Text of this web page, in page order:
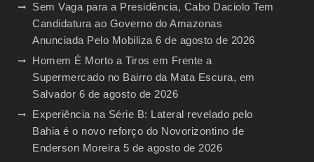
Sem Vaga para a Presidência, Cabo Daciolo Tem
Candidatura ao Governo do Amazonas
Anunciada Pelo Mobiliza 6 de agosto de 2026
Homem É Morto a Tiros em Frente a
Supermercado no Bairro da Mata Escura, em
Salvador 6 de agosto de 2026
Experiência na Série B: Lateral revelado pelo
Bahia é o novo reforço do Novorizontino de
Enderson Moreira 5 de agosto de 2026